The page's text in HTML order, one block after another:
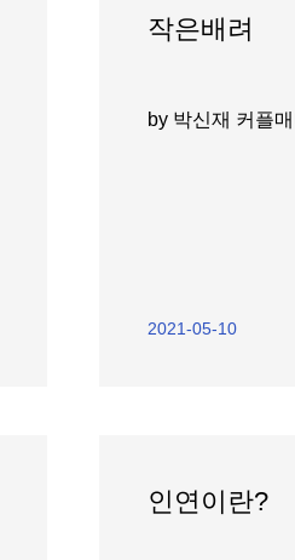
작은배려
by 박신재 커플
2021-05-10
인연이란?